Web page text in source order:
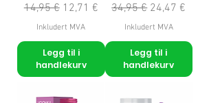
Vanlig pris
14,95 € Salgspris
12,71 €
Inkludert MVA
Legg til i
handlekurv
Vanlig pris
34,95 € Salgspris
24,47 €
Inkludert MVA
Legg til i
handlekurv